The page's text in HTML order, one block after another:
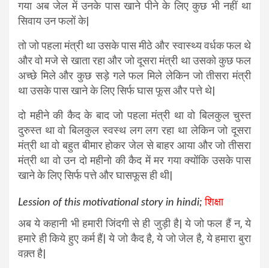
गया अब जेल में उनके पास खाने पीने के लिए कुछ भी नहीं था
सिवाय उन फलों के|
तो जो पहला मंत्री था उसके पास मीठे और स्वास्थ्य वर्धक फल थे
और वो मजे से खाता रहा और जो दूसरा मंत्री था उसको कुछ फल
अच्छे मिले और कुछ सड़े गले फल मिले लेकिन जो तीसरा मंत्री
था उसके पास खाने के लिए सिर्फ घास फूस और पत्ते थे|
दो महीने की कैद के बाद जो पहला मंत्री था वो बिलकुल चुस्त
दुरुस्त था वो बिलकुल स्वस्थ लग लग रहा था लेकिन जो दूसरा
मंत्री था वो बहुत बीमार होकर जेल से बाहर आया और जो तीसरा
मंत्री था वो उन दो महीनो की कैद में मर गया क्योंकि उसके पास
खाने के लिए सिर्फ पत्ते और घासफूस ही थी|
Lession of this motivational story in hindi;शिक्षा
अब ये कहानी भी हमारी जिंदगी से ही जुड़ी है| ये जो फल हैं न, ये
हमारे ही किये हुए कर्म हैं| ये जो कैद है, ये जो जेल है, ये हमारा बुरा
वक़्त है|